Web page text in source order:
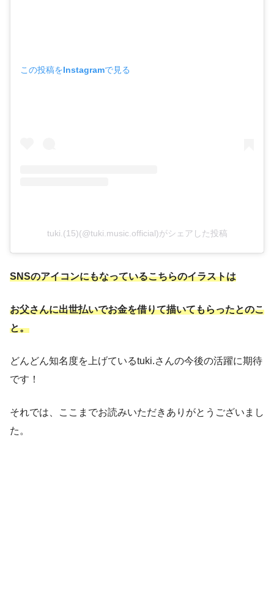
この投稿をInstagramで見る
tuki.(15)(@tuki.music.official)がシェアした投稿
SNSのアイコンにもなっているこちらのイラストは
お父さんに出世払いでお金を借りて描いてもらったとのこ
と。
どんどん知名度を上げているtuki.さんの今後の活躍に期待
です！
それでは、ここまでお読みいただきありがとうございまし
た。